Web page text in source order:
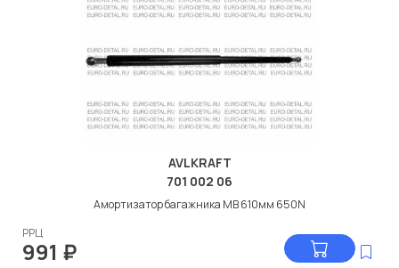
AVLKRAFT
701 002 06
Амортизатор багажника МВ 610мм 650N
РРЦ
991 ₽